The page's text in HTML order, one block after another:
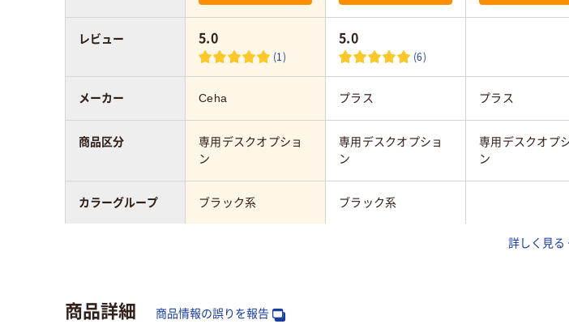
5.0
(1)
5.0
(6)
Ceha プラス プラス
専用デスクオプショ
ン
専用デスクオプショ
ン
専用デスクオプ
ン
ブラック系 ブラック系
レビュー
メーカー
商品区分
カラーグループ
詳しく見る
商品詳細 商品情報の誤りを報告